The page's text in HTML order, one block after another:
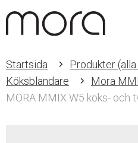
Startsida
Produkter
Köksblandare
Mora
MORA MMIX W5 köks- och